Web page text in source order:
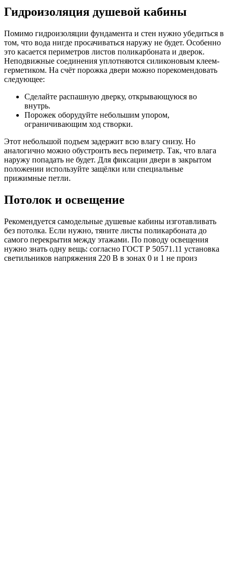
Гидроизоляция душевой кабины
Помимо гидроизоляции фундамента и стен нужно убедиться в
том, что вода нигде просачиваться наружу не будет. Особенно
это касается периметров листов поликарбоната и дверок.
Неподвижные соединения уплотняются силиконовым клеем-
герметиком. На счёт порожка двери можно порекомендовать
следующее:
Сделайте распашную дверку, открывающуюся во
внутрь.
Порожек оборудуйте небольшим упором,
ограничивающим ход створки.
Этот небольшой подъем задержит всю влагу снизу. Но
аналогично можно обустроить весь периметр. Так, что влага
наружу попадать не будет. Для фиксации двери в закрытом
положении используйте защёлки или специальные
прижимные петли.
Потолок и освещение
Рекомендуется самодельные душевые кабины изготавливать
без потолка. Если нужно, тяните листы поликарбоната до
самого перекрытия между этажами. По поводу освещения
нужно знать одну вещь: согласно ГОСТ Р 50571.11 установка
светильников напряжения 220 В в зонах 0 и 1 не произ